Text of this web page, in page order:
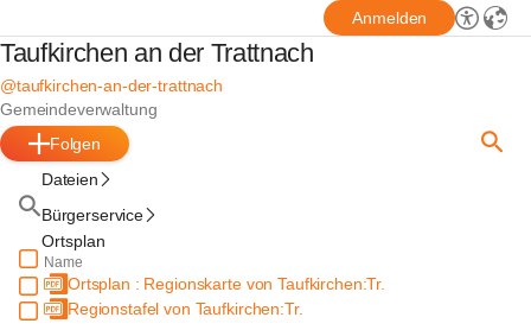
Anmelden
Taufkirchen an der Trattnach
@taufkirchen-an-der-trattnach
Gemeindeverwaltung
Folgen
Dateien
Bürgerservice
Ortsplan
Name
Ortsplan : Regionskarte von Taufkirchen:Tr.
Regionstafel von Taufkirchen:Tr.